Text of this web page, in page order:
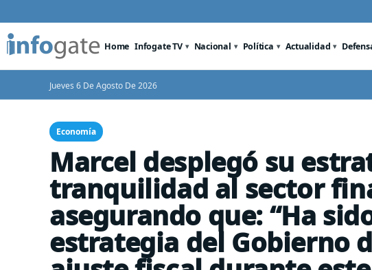
Home Infogate TV Nacional Política Actualidad
Jueves 6 De Agosto De 2026
Economía
Marcel desplegó su
tranquilidad al sector
asegurando que: “Ha
estrategia del Gobierno